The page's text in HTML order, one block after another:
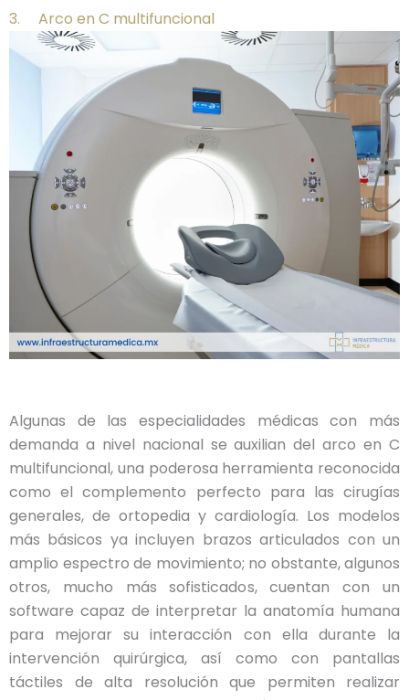
3. Arco en C multifuncional
Algunas de las especialidades médicas con más
demanda a nivel nacional se auxilian del arco en C
multifuncional, una poderosa herramienta reconocida
como el complemento perfecto para las cirugías
generales, de ortopedia y cardiología. Los modelos
más básicos ya incluyen brazos articulados con un
amplio espectro de movimiento; no obstante, algunos
otros, mucho más sofisticados, cuentan con un
software capaz de interpretar la anatomía humana
para mejorar su interacción con ella durante la
intervención quirúrgica, así como con pantallas
táctiles de alta resolución que permiten realizar